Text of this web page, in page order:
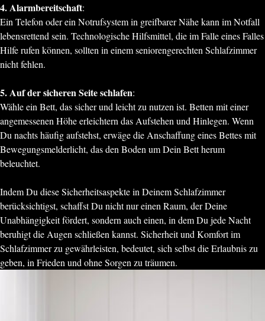
4. Alarmbereitschaft:
Ein Telefon oder ein Notrufsystem in greifbarer Nähe kann im Notfall
lebensrettend sein. Technologische Hilfsmittel, die im Falle eines Falles
Hilfe rufen können, sollten in einem seniorengerechten Schlafzimmer
nicht fehlen.
5. Auf der sicheren Seite schlafen:
Wähle ein Bett, das sicher und leicht zu nutzen ist. Betten mit einer
angemessenen Höhe erleichtern das Aufstehen und Hinlegen. Wenn
Du nachts häufig aufstehst, erwäge die Anschaffung eines Bettes mit
Bewegungsmelderlicht, das den Boden um Dein Bett herum
beleuchtet.
Indem Du diese Sicherheitsaspekte in Deinem Schlafzimmer
berücksichtigst, schaffst Du nicht nur einen Raum, der Deine
Unabhängigkeit fördert, sondern auch einen, in dem Du jede Nacht
beruhigt die Augen schließen kannst. Sicherheit und Komfort im
Schlafzimmer zu gewährleisten, bedeutet, sich selbst die Erlaubnis zu
geben, in Frieden und ohne Sorgen zu träumen.